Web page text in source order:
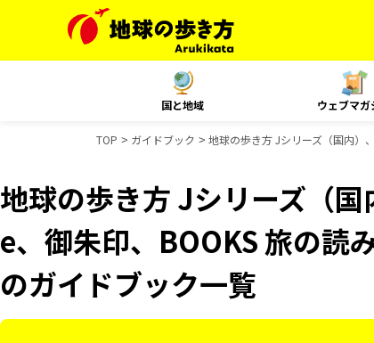
国と地域 ウェブマガ
TOP ガイドブック 地球の歩き方 Jシリーズ（国内）
地球の歩き方 Jシリーズ（
e、御朱印、BOOKS 旅の読
のガイドブック一覧